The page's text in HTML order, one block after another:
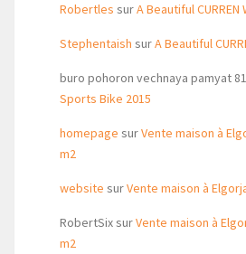
Robertles surA Beautiful
Stephentaish surA Beautiful
buro pohoron vechnaya pamyat
Sports Bike 2015
homepage surVente maison à
m2
website surVente maison à
RobertSixsurVente maison à
m2